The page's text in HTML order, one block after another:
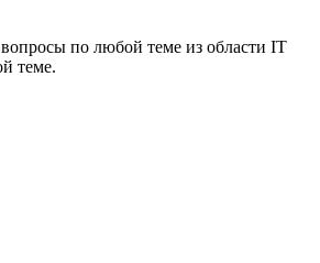
по любой теме из области IT
теме.